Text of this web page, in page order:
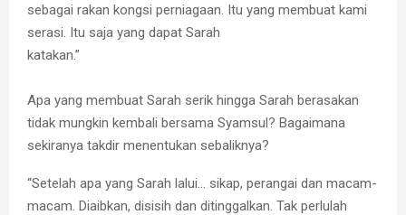
sebagai rakan kongsi perniagaan. Itu yang membuat kami
serasi. Itu saja yang dapat Sarah
katakan.”
Apa yang membuat Sarah serik hingga Sarah berasakan
tidak mungkin kembali bersama Syamsul? Bagaimana
sekiranya takdir menentukan sebaliknya?
“Setelah apa yang Sarah lalui… sikap, perangai dan macam-
macam. Diaibkan, disisih dan ditinggalkan. Tak perlulah